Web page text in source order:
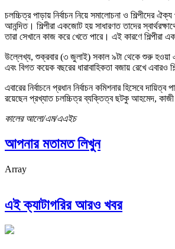
চলচ্চিত্র পাড়ায় নির্বাচন নিয়ে সমালোচনা ও
আনন্দিত। শিল্পীরা একজোট হয় সাধারণত তাদের
তারা সেখানে কাজ করে খেতে পারে। এই কারণে
উল্লেখ্য, শুক্রবার (৩ জুলাই) সকাল ৯টা থেকে শুরু হওয়া
এবং বিগত কয়েক বছরের ধারাবাহিকতা বজায় রেখে এবারও
এবারের নির্বাচনে প্রধান নির্বাচন কমিশনার হিসেবে
রয়েছেন প্রখ্যাত চলচ্চিত্র ব্যক্তিত্ব ছটকু আহমেদ, কাজী
কালের আলো/এম/এএইচ
আপনার মতামত লিখুন
Array
এই ক্যাটাগরির আরও খবর